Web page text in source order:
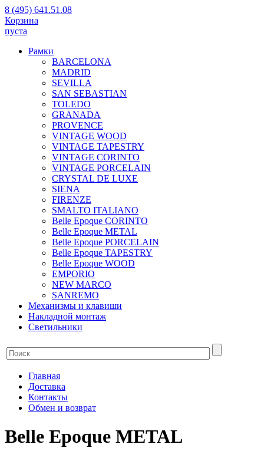
8 (495) 641.51.08
Корзина
пуста
Рамки
BARCELONA
MADRID
SEVILLA
SAN SEBASTIAN
TOLEDO
GRANADA
PROVENCE
VINTAGE WOOD
VINTAGE TAPESTRY
VINTAGE CORINTO
VINTAGE PORCELAIN
CRYSTAL DE LUXE
SIENA
FIRENZE
SMALTO ITALIANO
Belle Epoque CORINTO
Belle Epoque METAL
Belle Epoque PORCELAIN
Belle Epoque TAPESTRY
Belle Epoque WOOD
EMPORIO
NEW MARCO
SANREMO
Механизмы и клавиши
Накладной монтаж
Светильники
Главная
Доставка
Контакты
Обмен и возврат
Belle Epoque METAL